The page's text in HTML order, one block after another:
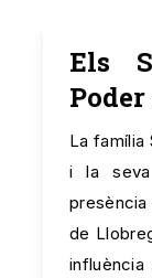
Els
La família
i la seva
de